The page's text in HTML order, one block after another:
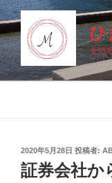
コ
ン
テ
ン
ツ
ひ
女性
投
稿
日:
2020年5月28日 投稿者:
証券会社か